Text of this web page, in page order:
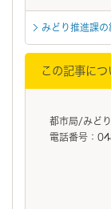
みどり推進課の
この記事に
都市局/みど
電話番号：